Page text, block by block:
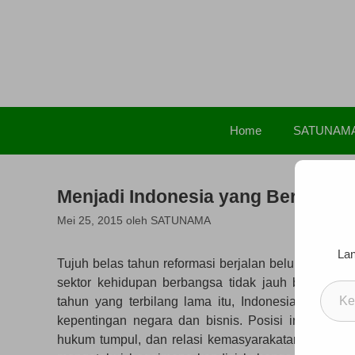
Home
Menjadi Indonesia yang
Mei 25, 2015 oleh SATUNAMA
Tujuh belas tahun reformasi berjalan belum
sektor kehidupan berbangsa tidak jauh beranjak
tahun yang terbilang lama itu, Indonesia belum
kepentingan negara dan bisnis. Posisi ini
hukum tumpul, dan relasi kemasyarakatan
email